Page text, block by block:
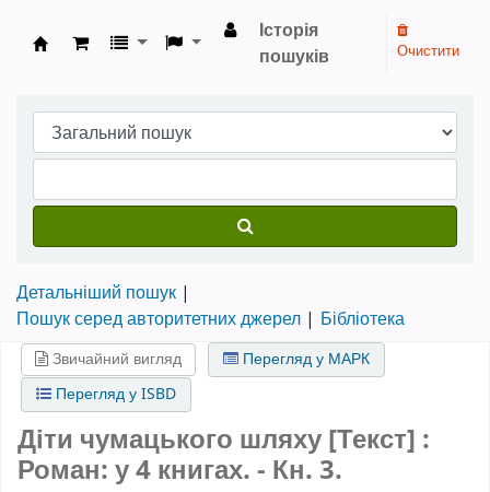
Бібліотека НТШ › Електронний каталог
Історія
пошуків
Очистити
Детальніший пошук
Пошук серед авторитетних джерел
Бібліотека
Звичайний вигляд
Перегляд у МАРК
Перегляд у ISBD
Діти чумацького шляху [Текст] :
Роман: у 4 книгах. - Кн. 3.